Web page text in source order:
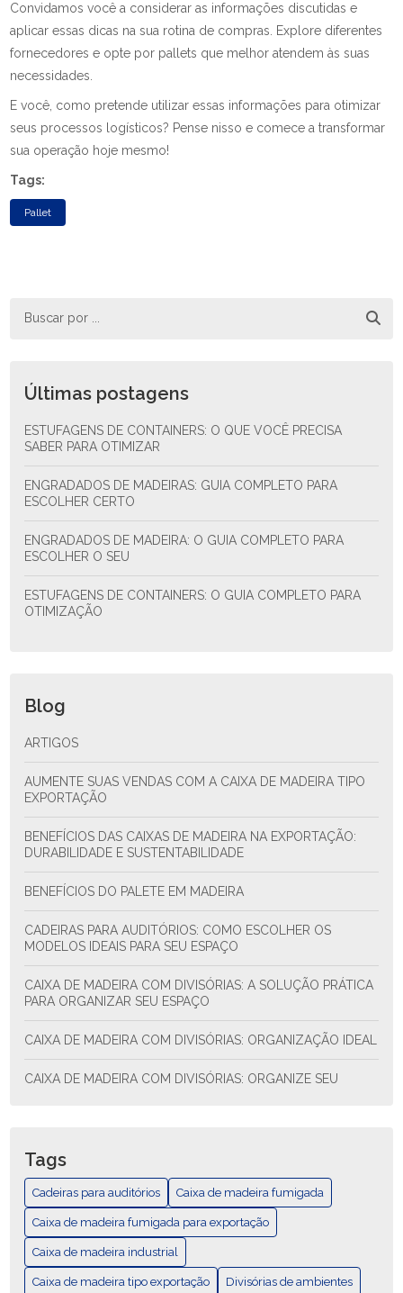
Convidamos você a considerar as informações discutidas e
aplicar essas dicas na sua rotina de compras. Explore diferentes
fornecedores e opte por pallets que melhor atendem às suas
necessidades.
E você, como pretende utilizar essas informações para otimizar
seus processos logísticos? Pense nisso e comece a transformar
sua operação hoje mesmo!
Tags:
Pallet
Últimas postagens
ESTUFAGENS DE CONTAINERS: O QUE VOCÊ PRECISA
SABER PARA OTIMIZAR
ENGRADADOS DE MADEIRAS: GUIA COMPLETO PARA
ESCOLHER CERTO
ENGRADADOS DE MADEIRA: O GUIA COMPLETO PARA
ESCOLHER O SEU
ESTUFAGENS DE CONTAINERS: O GUIA COMPLETO PARA
OTIMIZAÇÃO
Blog
ARTIGOS
AUMENTE SUAS VENDAS COM A CAIXA DE MADEIRA TIPO
EXPORTAÇÃO
BENEFÍCIOS DAS CAIXAS DE MADEIRA NA EXPORTAÇÃO:
DURABILIDADE E SUSTENTABILIDADE
BENEFÍCIOS DO PALETE EM MADEIRA
CADEIRAS PARA AUDITÓRIOS: COMO ESCOLHER OS
MODELOS IDEAIS PARA SEU ESPAÇO
CAIXA DE MADEIRA COM DIVISÓRIAS: A SOLUÇÃO PRÁTICA
PARA ORGANIZAR SEU ESPAÇO
CAIXA DE MADEIRA COM DIVISÓRIAS: ORGANIZAÇÃO IDEAL
CAIXA DE MADEIRA COM DIVISÓRIAS: ORGANIZE SEU
PARA ORGANIZAR SEU ESPAÇO
CAIXA DE MADEIRA EXPORTAÇÃO: COMO ESCOLHER E AS
MELHORES PRÁTICAS
CAIXA DE MADEIRA EXPORTAÇÃO: GUÍA COMPLETA
CAIXA DE MADEIRA FUMIGADA PARA EXPORTAÇÃO
Tags
Cadeiras para auditórios Caixa de madeira fumigada
Caixa de madeira fumigada para exportação
Caixa de madeira industrial
Caixa de madeira tipo exportação Divisórias de ambientes